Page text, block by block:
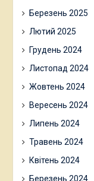
Березень 2025
Лютий 2025
Грудень 2024
Листопад 2024
Жовтень 2024
Вересень 2024
Липень 2024
Травень 2024
Квітень 2024
Березень 2024